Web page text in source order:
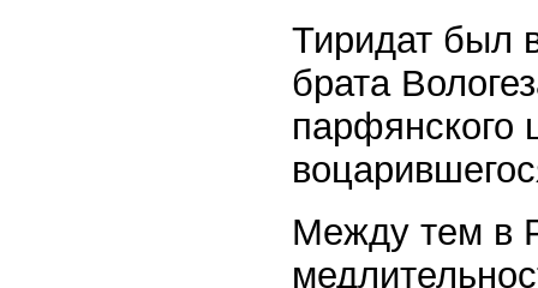
Тиридат был
брата
парфянского
Между тем в